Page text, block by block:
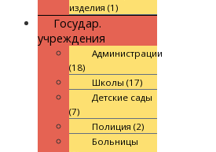
изделия (1)
Государ.
учреждения
Администрации
(18)
Школы (17)
Детские сады
(7)
Полиция (2)
Больницы